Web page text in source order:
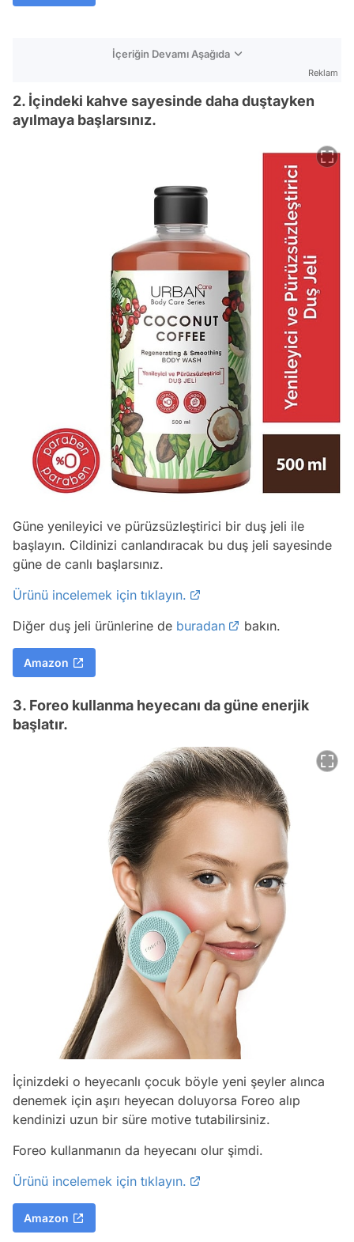
İçeriğin Devamı Aşağıda
Reklam
2. İçindeki kahve sayesinde daha duştayken
ayılmaya başlarsınız.
Güne yenileyici ve pürüzsüzleştirici bir duş jeli ile
başlayın. Cildinizi canlandıracak bu duş jeli sayesinde
güne de canlı başlarsınız.
Ürünü incelemek için tıklayın.
Diğer duş jeli ürünlerine de buradan bakın.
Amazon
3. Foreo kullanma heyecanı da güne enerjik
başlatır.
İçinizdeki o heyecanlı çocuk böyle yeni şeyler alınca
denemek için aşırı heyecan doluyorsa Foreo alıp
kendinizi uzun bir süre motive tutabilirsiniz.
Foreo kullanmanın da heyecanı olur şimdi.
Ürünü incelemek için tıklayın.
Amazon